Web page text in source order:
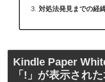
対処法発見までの経
Kindle Paper
「!」が表示され